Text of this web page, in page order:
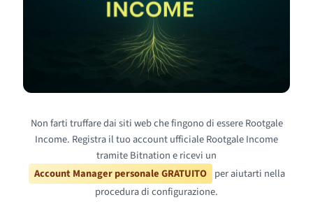
Non farti truffare dai siti web che fingono di essere Rootgale
Income. Registra il tuo account ufficiale Rootgale Income
tramite Bitnation e ricevi un
Account Manager personale GRATUITO per aiutarti nella
procedura di configurazione.